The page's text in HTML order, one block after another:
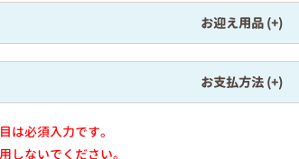
お迎え用品
お支払方法
は必須入力です。
しないでください。